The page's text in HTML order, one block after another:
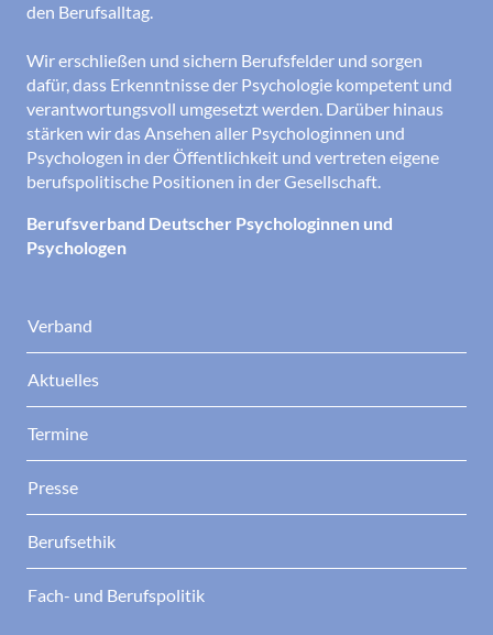
den Berufsalltag.
Wir erschließen und sichern Berufsfelder und sorgen
dafür, dass Erkenntnisse der Psychologie kompetent und
verantwortungsvoll umgesetzt werden. Darüber hinaus
stärken wir das Ansehen aller Psychologinnen und
Psychologen in der Öffentlichkeit und vertreten eigene
berufspolitische Positionen in der Gesellschaft.
Berufsverband Deutscher Psychologinnen und
Psychologen
Verband
Aktuelles
Termine
Presse
Berufsethik
Fach- und Berufspolitik